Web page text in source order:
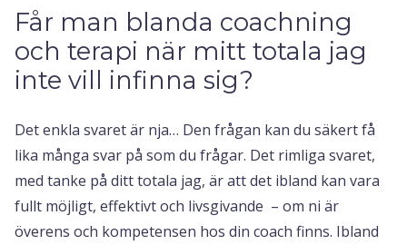
Får man blanda coachning
och terapi när mitt totala jag
inte vill infinna sig?
Det enkla svaret är nja… Den frågan kan du säkert få
lika många svar på som du frågar. Det rimliga svaret,
med tanke på ditt totala jag, är att det ibland kan vara
fullt möjligt, effektivt och livsgivande – om ni är
överens och kompetensen hos din coach finns. Ibland